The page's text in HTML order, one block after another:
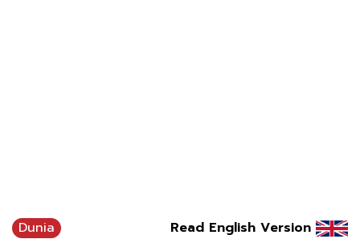
Dunia Read English Version